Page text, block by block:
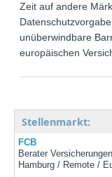
Zeit auf andere
unüberwindbare
europäischen
Stellenmarkt:
FCB
Berater
Hamburg / Remote /